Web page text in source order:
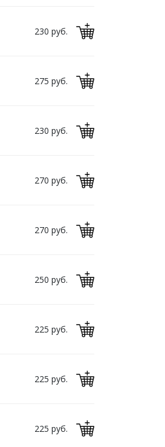
230 руб.
275 руб.
230 руб.
270 руб.
270 руб.
250 руб.
225 руб.
225 руб.
225 руб.